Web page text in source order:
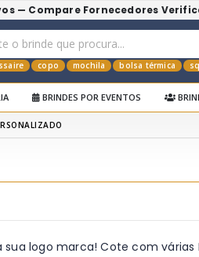
— Compare Fornecedores
copo mochila bolsa térmica
BRINDES POR EVENTOS
logo marca! Cote com